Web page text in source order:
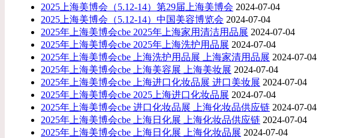
2025上海美博会（5.12-14）第29届上海美博会 2024-07-04
2025上海美博会（5.12-14）中国美容博览会 2024-07-04
2025年上海美博会cbe 2025年上海家用清洁用品展 2024-07-04
2025年上海美博会cbe 2025年上海洗护用品展 2024-07-04
2025年上海美博会cbe 上海洗护用品展 上海家清用品展 2024-07-04
2025年上海美博会cbe 上海美容展 上海美妆展 2024-07-04
2025年上海美博会cbe 上海进口化妆品展 进口美妆展 2024-07-04
2025年上海美博会cbe 2025上海进口化妆品展 2024-07-04
2025年上海美博会cbe 进口化妆品展 上海化妆品供应链 2024-07-04
2025年上海美博会cbe 上海日化展 上海化妆品供应链 2024-07-04
2025年上海美博会cbe 上海日化展 上海化妆品展 2024-07-04